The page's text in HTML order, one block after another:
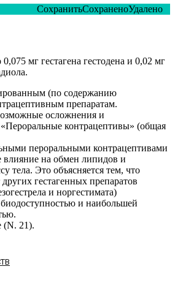
СохранитьСохраненоУдалено
мг гестагена гестодена и 0,02 мг
(по содержанию
препаратам.
осложнения и
контрацептивы» (общая
пероральными контрацептивами
влияние на обмен липидов и
тела. Это объясняется тем, что
гестагенных препаратов
и норгестимата)
биодоступностью и наибольшей
(N. 21).